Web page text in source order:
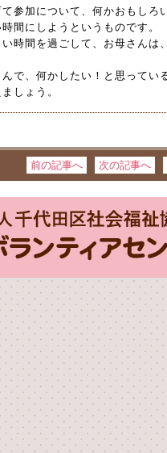
参加について、何かおもしろ
間にしようというものです。
時間を過ごして、お母さん
で、何かしたい！と思ってい
しょう。
前の記事へ 次の記事へ